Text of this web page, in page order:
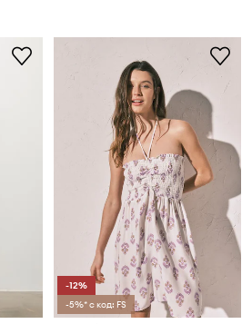
-12%
-5%* с код: FS